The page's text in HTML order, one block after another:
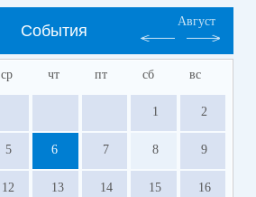
События
Август
ср чт пт сб вс
1 2
5 6 7 8 9
12 13 14 15 16